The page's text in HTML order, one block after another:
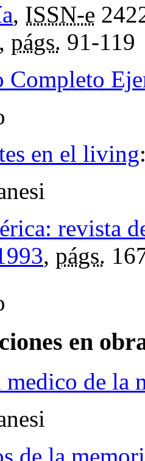
, ISSN-e
, págs. 91-119
Completo
en el living
revista
, págs.
en
de la